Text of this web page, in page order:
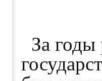
За годы